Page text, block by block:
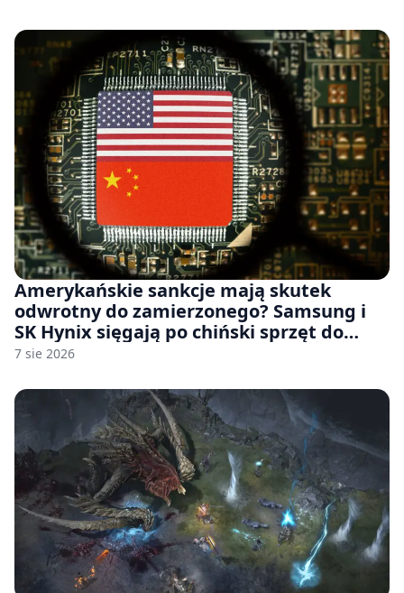
Amerykańskie sankcje mają skutek
odwrotny do zamierzonego? Samsung i
SK Hynix sięgają po chiński sprzęt do
fabryk chipów
7 sie 2026